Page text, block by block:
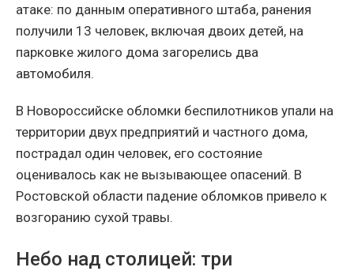
атаке: по данным оперативного штаба, ранения
получили 13 человек, включая двоих детей, на
парковке жилого дома загорелись два
автомобиля.
В Новороссийске обломки беспилотников упали на
территории двух предприятий и частного дома,
пострадал один человек, его состояние
оценивалось как не вызывающее опасений. В
Ростовской области падение обломков привело к
возгоранию сухой травы.
Небо над столицей: три